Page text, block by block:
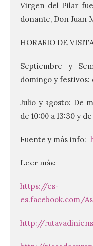
Virgen del Pilar
donante, Don Juan
HORARIO DE
Septiembre y
domingo y festivos:
Julio y agosto: De
de 10:00 a 13:30 y
Fuente y más info:
Leer más:
https://es-
es.facebook.com/
http://
Conceyu
un contingente
especializado y
profesional de